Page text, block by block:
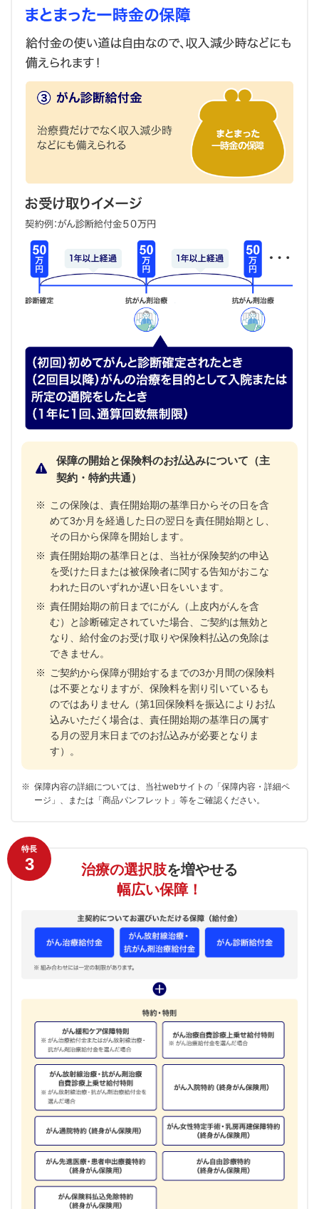
保障の開始と保険料のお払込みについて（主
契約・特約共通）
※
この保険は、責任開始期の基準日からその日を含
めて3か月を経過した日の翌日を責任開始期とし、
その日から保障を開始します。
※ 責任開始期の基準日とは、当社が保険契約の申込
を受けた日または被保険者に関する告知がおこな
われた日のいずれか遅い日をいいます。
※ 責任開始期の前日までにがん（上皮内がんを含
む）と診断確定されていた場合、ご契約は無効と
なり、給付金のお受け取りや保険料払込の免除は
できません。
※
ご契約から保障が開始するまでの3か月間の保険料
は不要となりますが、保険料を割り引いているも
のではありません（第1回保険料を振込によりお払
込みいただく場合は、責任開始期の基準日の属す
る月の翌月末日までのお払込みが必要となりま
す）。
※ 保障内容の詳細については、当社webサイトの「保障内容・詳細ペ
ージ」、または「商品パンフレット」等をご確認ください。
特長
3 治療の選択肢を増やせる
幅広い保障！